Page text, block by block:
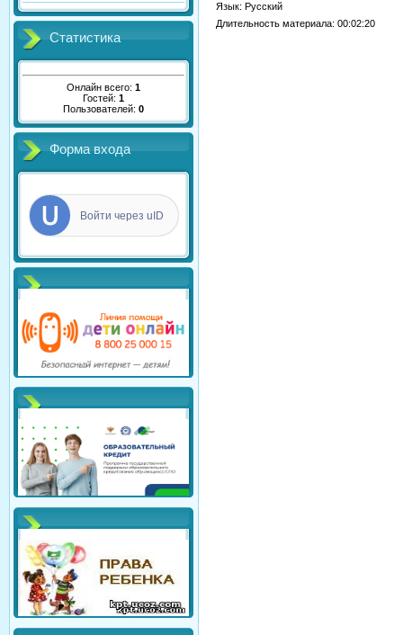
Статистика
Онлайн всего: 1
Гостей: 1
Пользователей: 0
Форма входа
Войти через uID
Язык: Русский
Длительность материала: 00:02:20